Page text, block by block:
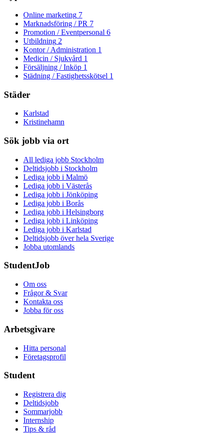
Online marketing 7
Marknadsföring / PR 7
Promotion / Eventpersonal 6
Utbildning 2
Kontor / Administration 1
Medicin / Sjukvård 1
Försäljning / Inköp 1
Städning / Fastighetsskötsel 1
Städer
Karlstad
Kristinehamn
Sök jobb via ort
All lediga jobb Stockholm
Deltidsjobb i Stockholm
Lediga jobb i Malmö
Lediga jobb i Västerås
Lediga jobb i Jönköping
Lediga jobb i Borås
Lediga jobb i Helsingborg
Lediga jobb i Linköping
Lediga jobb i Karlstad
Deltidsjobb över hela Sverige
Jobba utomlands
StudentJob
Om oss
Frågor & Svar
Kontakta oss
Jobba för oss
Arbetsgivare
Hitta personal
Företagsprofil
Student
Registrera dig
Deltidsjobb
Sommarjobb
Internship
Tips & råd